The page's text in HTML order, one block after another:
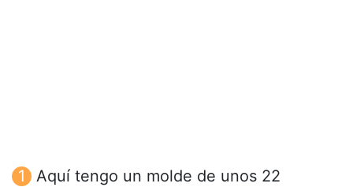
Aquí tengo un molde de unos 22